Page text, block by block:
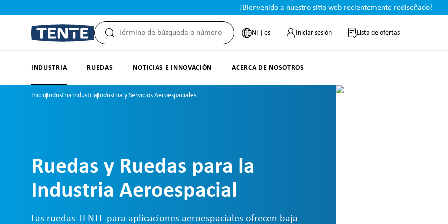
¡Bienvenido a nuestro sitio web recientemente rediseñado!
NI | es Iniciar sesión Lista de ofertas
INDUSTRIA RUEDAS NOTICIAS E INNOVACIÓN ACERCA DE NOSOTROS
InicioIndustria Industria Industria y Servicios Aeroespaciales
Ruedas y Ruedas para la
Industria Aeroespacial
Las ruedas TENTE para aplicaciones aeroespaciales ofrecen baja